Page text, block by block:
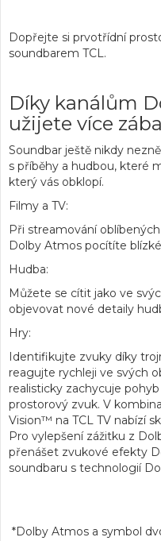
Dopřejte si prvotřídní
soundbarem TCL.
Díky kanálům
užijete více
Soundbar ještě nikdy
s příběhy a hudbou, které
který vás obklopí.
Filmy a TV:
Při streamování
Dolby Atmos pocítíte
Hudba:
Můžete se cítit jako ve
objevovat nové detaily
Hry:
Identifikujte zvuky díky
reagujte rychleji ve svých
realisticky zachycuje
prostorový zvuk. V
Vision™ na TCL TV nabízí
Pro vylepšení zážitku z
přenášet zvukové efekty
soundbaru s technologií
*Dolby Atmos a symbol